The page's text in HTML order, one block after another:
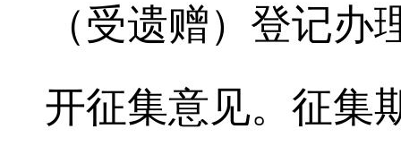
（受遗赠）登记
开征集意见。征集